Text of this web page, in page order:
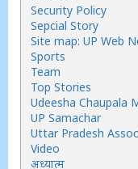
Security Policy
Sepcial Story
Site map: UP Web
Sports
Team
Top Stories
Udeesha Chaupala
UP Samachar
Uttar Pradesh
Video
अध्यात्म